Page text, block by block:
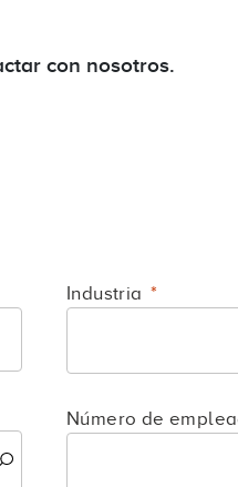
con nosotros.
Industria
Número de